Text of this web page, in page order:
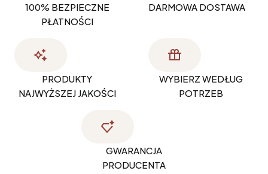
100% BEZPIECZNE
PŁATNOŚCI
DARMOWA DOSTAWA
PRODUKTY
NAJWYŻSZEJ JAKOŚCI
WYBIERZ WEDŁUG
POTRZEB
GWARANCJA
PRODUCENTA